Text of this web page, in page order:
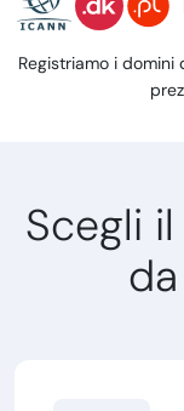
Registriamo i
Scegli